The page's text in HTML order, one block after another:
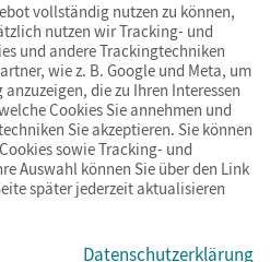
BarrierefreiheitCookies & Co.
vollständig nutzen zu können,
nutzen wir Tracking- und
und andere Trackingtechniken
wie z. B. Google und Meta, um
die zu Ihren Interessen
Cookies Sie annehmen und
Sie akzeptieren. Sie können
sowie Tracking- und
Auswahl können Sie über den Link
später jederzeit aktualisieren
Datenschutzerklärung